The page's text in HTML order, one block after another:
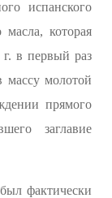
испанского
масла, которая
в первый раз
массу молотой
прямого
заглавие
фактически